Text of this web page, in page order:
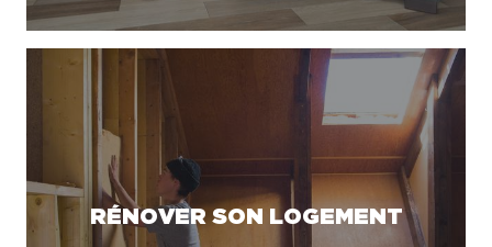
RÉNOVER SON LOGEMENT